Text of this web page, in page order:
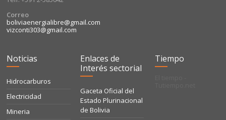
Correo
boliviaenergialibre@gmail.com
vizconti303@gmail.com
Noticias
Hidrocarburos
Electricidad
Mineria
Enlaces de
Interés sectorial
Gaceta Oficial del
Estado Plurinacional
de Bolivia
Tiempo